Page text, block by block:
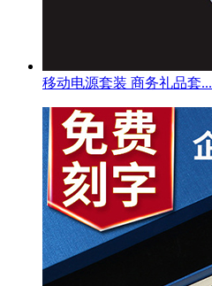
移动电源套装 商务礼品套...